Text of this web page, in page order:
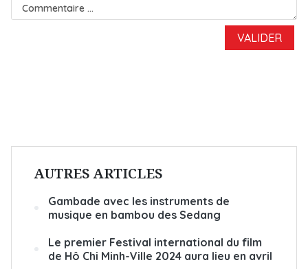
AUTRES ARTICLES
Gambade avec les instruments de
musique en bambou des Sedang
Le premier Festival international du film
de Hô Chi Minh-Ville 2024 aura lieu en avril